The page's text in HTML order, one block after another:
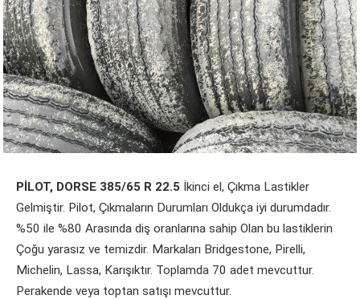
PİLOT, DORSE 385/65 R 22.5 İkinci el, Çıkma Lastikler
Gelmiştir. Pilot, Çıkmaların Durumları Oldukça iyi durumdadır.
%50 ile %80 Arasında diş oranlarına sahip Olan bu lastiklerin
Çoğu yarasız ve temizdir. Markaları Bridgestone, Pirelli,
Michelin, Lassa, Karışıktır. Toplamda 70 adet mevcuttur.
Perakende veya toptan satışı mevcuttur.